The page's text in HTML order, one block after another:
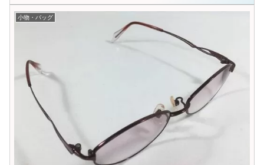
小物・バッグ